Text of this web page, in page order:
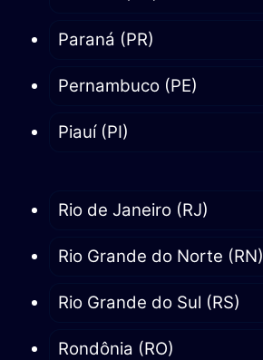
Paraná (PR)
Pernambuco (PE)
Piauí (PI)
Rio de Janeiro (RJ)
Rio Grande do Norte (RN)
Rio Grande do Sul (RS)
Rondônia (RO)